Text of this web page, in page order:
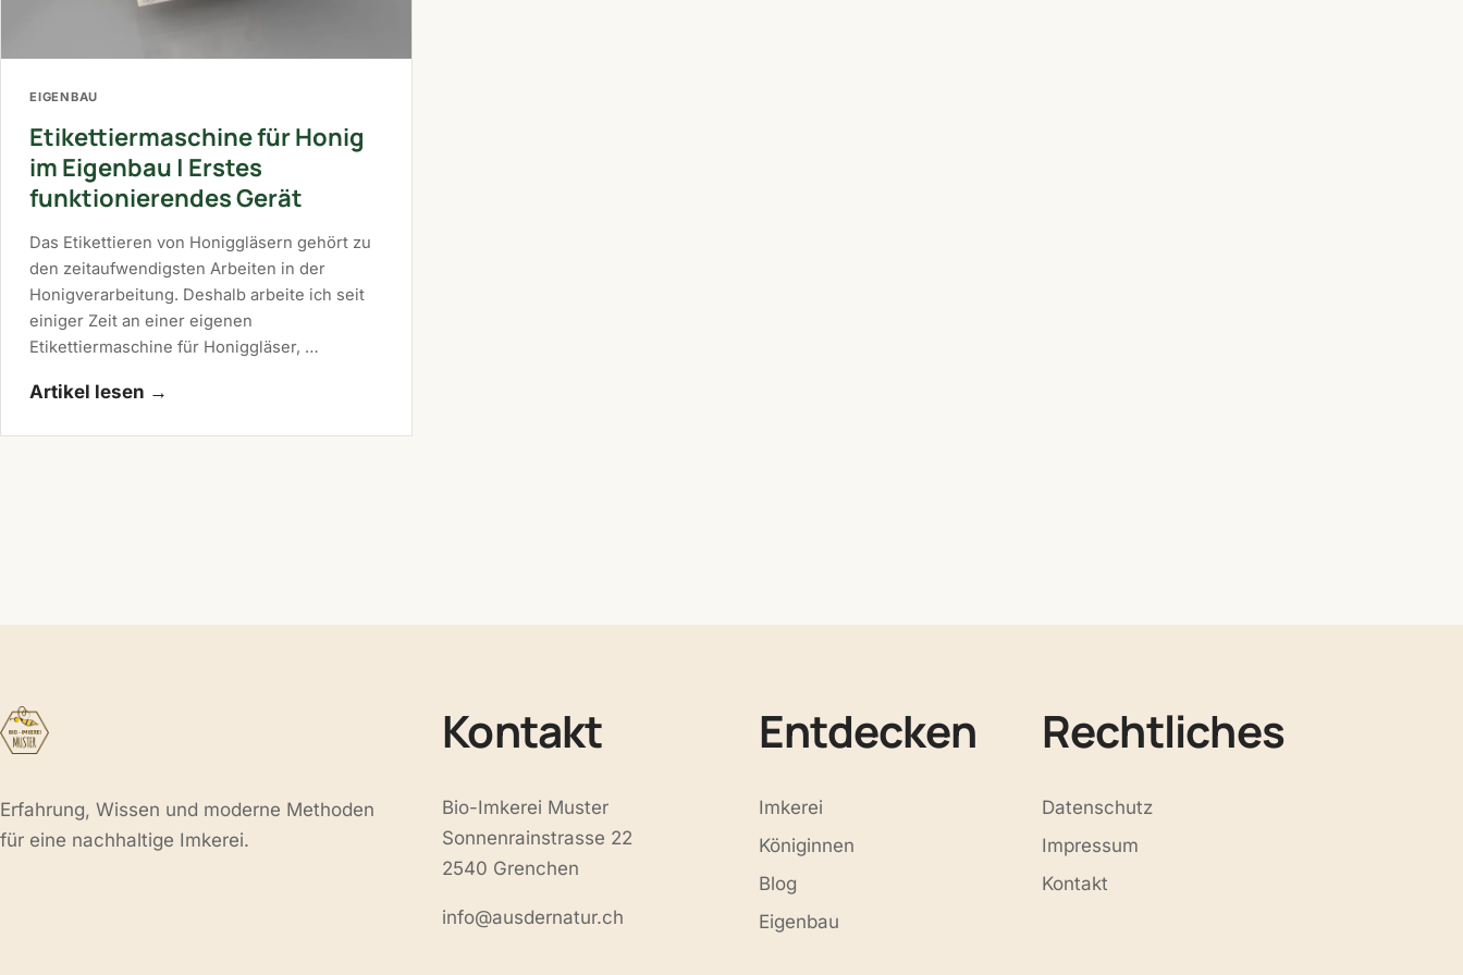
EIGENBAU
Etikettiermaschine für Honig
im Eigenbau | Erstes
funktionierendes Gerät
Das Etikettieren von Honiggläsern gehört zu
den zeitaufwendigsten Arbeiten in der
Honigverarbeitung. Deshalb arbeite ich seit
einiger Zeit an einer eigenen
Etikettiermaschine für Honiggläser, …
Artikel lesen →
Erfahrung, Wissen und moderne Methoden
für eine nachhaltige Imkerei.
Kontakt
Bio-Imkerei Muster
Sonnenrainstrasse 22
2540 Grenchen
info@ausdernatur.ch
Entdecken
Imkerei
Königinnen
Blog
Eigenbau
Rechtliches
Datenschutz
Impressum
Kontakt